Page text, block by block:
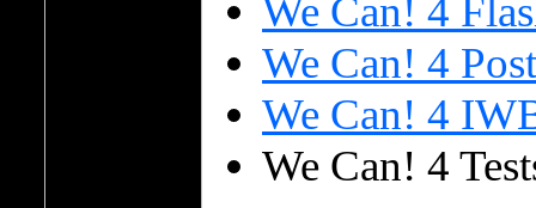
We Can! 4
We Can! 4
We Can! 4
We Can! 4